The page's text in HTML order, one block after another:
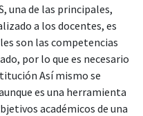
una de las principales,
a los docentes, es
son las competencias
por lo que es necesario
Así mismo se
es una herramienta
académicos de una